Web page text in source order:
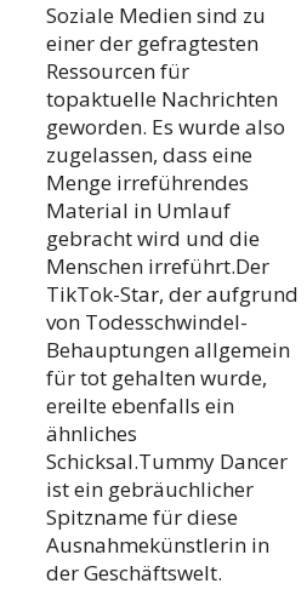
Soziale Medien sind zu
einer der gefragtesten
Ressourcen für
topaktuelle Nachrichten
geworden. Es wurde also
zugelassen, dass eine
Menge irreführendes
Material in Umlauf
gebracht wird und die
Menschen irreführt.Der
TikTok-Star, der aufgrund
von Todesschwindel-
Behauptungen allgemein
für tot gehalten wurde,
ereilte ebenfalls ein
ähnliches
Schicksal.Tummy Dancer
ist ein gebräuchlicher
Spitzname für diese
Ausnahmekünstlerin in
der Geschäftswelt.